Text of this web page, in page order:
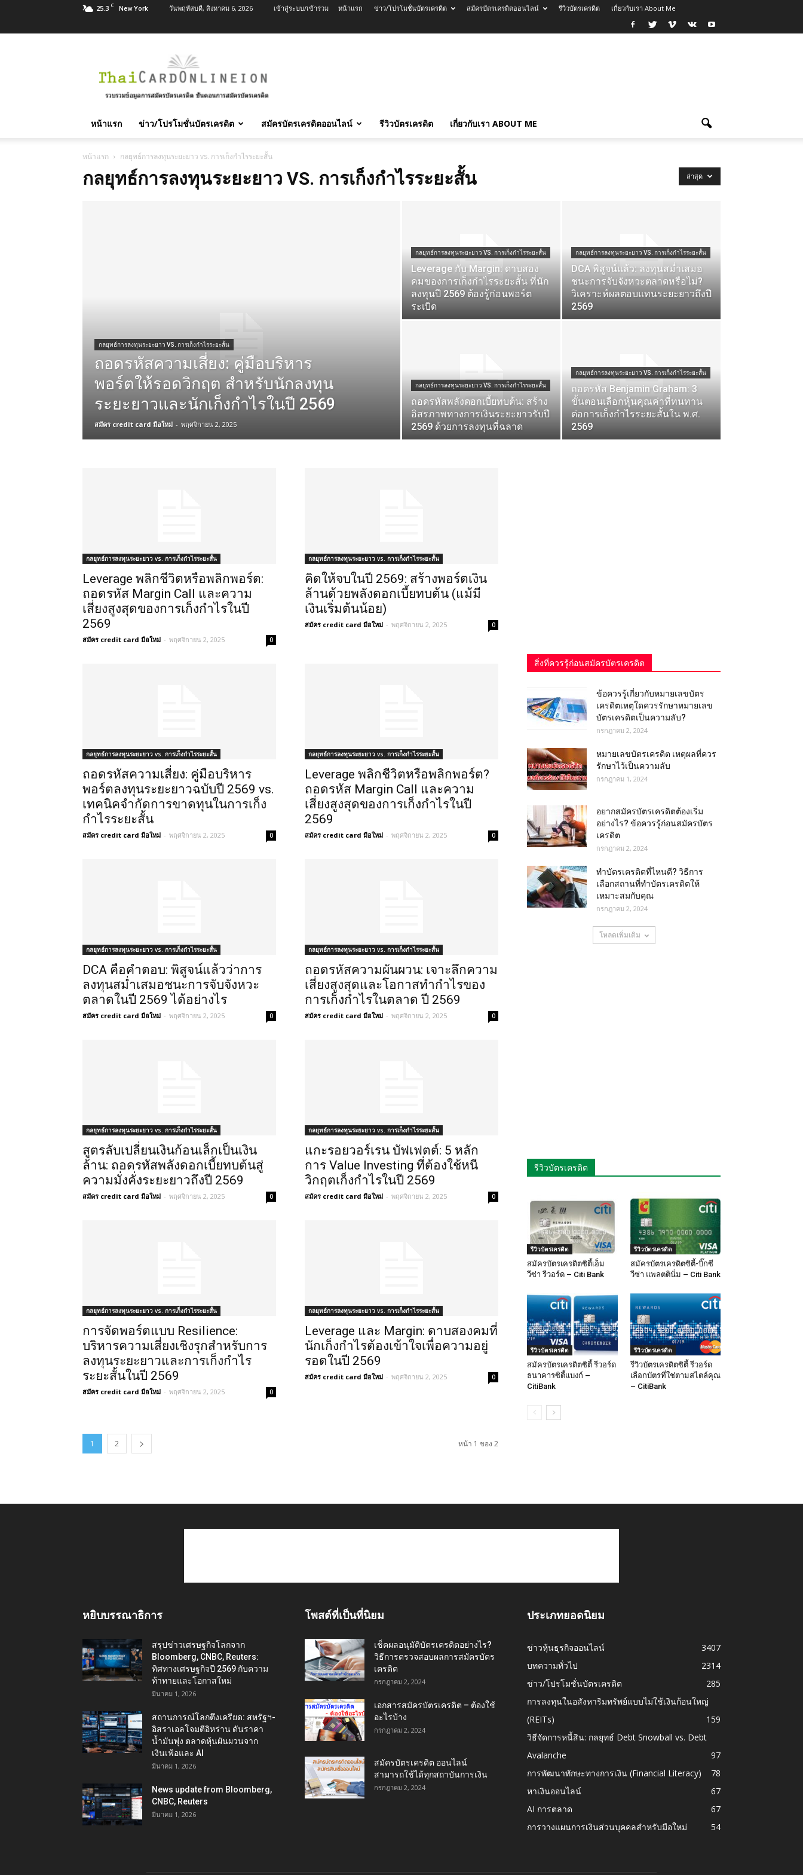
25.3 C New York วันพฤหัสบดี, สิงหาคม 6, 2026 เข้าสู่ระบบ/เข้าร่วม หน้าแรก ข่าว/โปรโมชั่นบัตรเครดิต สมัครบัตรเครดิตออนไลน์ รีวิวบัตรเครดิต เกี่ยวกับเรา About Me
เครดิต
บัตร
เงินสด
เชื่อ
บุคคล
ทุก
ธนาคาร
หน้าแรก ข่าว/โปรโมชั่นบัตรเครดิต สมัครบัตรเครดิตออนไลน์ รีวิวบัตรเครดิต เกี่ยวกับเรา ABOUT ME
หน้าแรก กลยุทธ์การลงทุนระยะยาว vs. การเก็งกำไรระยะสั้น
กลยุทธ์การลงทุนระยะยาว VS. การเก็งกำไรระยะสั้น ล่าสุด
กลยุทธ์การลงทุนระยะยาว VS. การเก็งกำไรระยะสั้น
ถอดรหัสความเสี่ยง: คู่มือบริหาร
พอร์ตให้รอดวิกฤต สำหรับนักลงทุน
ระยะยาวและนักเก็งกำไรในปี 2569
สมัคร credit card มือใหม่ - พฤศจิกายน 2, 2025
กลยุทธ์การลงทุนระยะยาว VS. การเก็งกำไรระยะสั้น
Leverage กับ Margin: ดาบสอง
คมของการเก็งกำไรระยะสั้น ที่นัก
ลงทุนปี 2569 ต้องรู้ก่อนพอร์ต
ระเบิด
กลยุทธ์การลงทุนระยะยาว VS. การเก็งกำไรระยะสั้น
DCA พิสูจน์แล้ว: ลงทุนสม่ำเสมอ
ชนะการจับจังหวะตลาดหรือไม่?
วิเคราะห์ผลตอบแทนระยะยาวถึงปี
2569
กลยุทธ์การลงทุนระยะยาว VS. การเก็งกำไรระยะสั้น
ถอดรหัสพลังดอกเบี้ยทบต้น: สร้าง
อิสรภาพทางการเงินระยะยาวรับปี
2569 ด้วยการลงทุนที่ฉลาด
กลยุทธ์การลงทุนระยะยาว VS. การเก็งกำไรระยะสั้น
ถอดรหัส Benjamin Graham: 3
ขั้นตอนเลือกหุ้นคุณค่าที่ทนทาน
ต่อการเก็งกำไรระยะสั้นใน พ.ศ.
2569
กลยุทธ์การลงทุนระยะยาว vs. การเก็งกำไรระยะสั้น
Leverage พลิกชีวิตหรือพลิกพอร์ต:
ถอดรหัส Margin Call และความ
เสี่ยงสูงสุดของการเก็งกำไรในปี
2569
สมัคร credit card มือใหม่ - พฤศจิกายน 2, 2025 0
กลยุทธ์การลงทุนระยะยาว vs. การเก็งกำไรระยะสั้น
คิดให้จบในปี 2569: สร้างพอร์ตเงิน
ล้านด้วยพลังดอกเบี้ยทบต้น (แม้มี
เงินเริ่มต้นน้อย)
สมัคร credit card มือใหม่ - พฤศจิกายน 2, 2025 0
กลยุทธ์การลงทุนระยะยาว vs. การเก็งกำไรระยะสั้น
ถอดรหัสความเสี่ยง: คู่มือบริหาร
พอร์ตลงทุนระยะยาวฉบับปี 2569 vs.
เทคนิคจำกัดการขาดทุนในการเก็ง
กำไรระยะสั้น
สมัคร credit card มือใหม่ - พฤศจิกายน 2, 2025 0
กลยุทธ์การลงทุนระยะยาว vs. การเก็งกำไรระยะสั้น
Leverage พลิกชีวิตหรือพลิกพอร์ต?
ถอดรหัส Margin Call และความ
เสี่ยงสูงสุดของการเก็งกำไรในปี
2569
สมัคร credit card มือใหม่ - พฤศจิกายน 2, 2025 0
กลยุทธ์การลงทุนระยะยาว vs. การเก็งกำไรระยะสั้น
DCA คือคำตอบ: พิสูจน์แล้วว่าการ
ลงทุนสม่ำเสมอชนะการจับจังหวะ
ตลาดในปี 2569 ได้อย่างไร
สมัคร credit card มือใหม่ - พฤศจิกายน 2, 2025 0
กลยุทธ์การลงทุนระยะยาว vs. การเก็งกำไรระยะสั้น
ถอดรหัสความผันผวน: เจาะลึกความ
เสี่ยงสูงสุดและโอกาสทำกำไรของ
การเก็งกำไรในตลาด ปี 2569
สมัคร credit card มือใหม่ - พฤศจิกายน 2, 2025 0
กลยุทธ์การลงทุนระยะยาว vs. การเก็งกำไรระยะสั้น
สูตรลับเปลี่ยนเงินก้อนเล็กเป็นเงิน
ล้าน: ถอดรหัสพลังดอกเบี้ยทบต้นสู่
ความมั่งคั่งระยะยาวถึงปี 2569
สมัคร credit card มือใหม่ - พฤศจิกายน 2, 2025 0
กลยุทธ์การลงทุนระยะยาว vs. การเก็งกำไรระยะสั้น
แกะรอยวอร์เรน บัฟเฟตต์: 5 หลัก
การ Value Investing ที่ต้องใช้หนี
วิกฤตเก็งกำไรในปี 2569
สมัคร credit card มือใหม่ - พฤศจิกายน 2, 2025 0
กลยุทธ์การลงทุนระยะยาว vs. การเก็งกำไรระยะสั้น
การจัดพอร์ตแบบ Resilience:
บริหารความเสี่ยงเชิงรุกสำหรับการ
ลงทุนระยะยาวและการเก็งกำไร
ระยะสั้นในปี 2569
สมัคร credit card มือใหม่ - พฤศจิกายน 2, 2025 0
กลยุทธ์การลงทุนระยะยาว vs. การเก็งกำไรระยะสั้น
Leverage และ Margin: ดาบสองคมที่
นักเก็งกำไรต้องเข้าใจเพื่อความอยู่
รอดในปี 2569
สมัคร credit card มือใหม่ - พฤศจิกายน 2, 2025 0
1 2 หน้า 1 ของ 2
สิ่งที่ควรรู้ก่อนสมัครบัตรเครดิต
ข้อควรรู้เกี่ยวกับหมายเลขบัตร
เครดิตเหตุใดควรรักษาหมายเลข
บัตรเครดิตเป็นความลับ?
กรกฎาคม 2, 2024
หมายเลขบัตรเครดิต เหตุผลที่ควร
รักษาไว้เป็นความลับ
กรกฎาคม 1, 2024
อยากสมัครบัตรเครดิตต้องเริ่ม
อย่างไร? ข้อควรรู้ก่อนสมัครบัตร
เครดิต
กรกฎาคม 2, 2024
ทําบัตรเครดิตที่ไหนดี? วิธีการ
เลือกสถานที่ทำบัตรเครดิตให้
เหมาะสมกับคุณ
กรกฎาคม 2, 2024
โหลดเพิ่มเติม
รีวิวบัตรเครดิต
รีวิวบัตรเครดิต
สมัครบัตรเครดิตซิตี้เอ็ม
วีซ่า รีวอร์ด – Citi Bank
รีวิวบัตรเครดิต
สมัครบัตรเครดิตซิตี้-บิ๊กซี
วีซ่า แพลตตินั่ม – Citi Bank
รีวิวบัตรเครดิต
สมัครบัตรเครดิตซิตี้ รีวอร์ด
ธนาคารซิตี้แบงก์ –
CitiBank
รีวิวบัตรเครดิต
รีวิวบัตรเครดิตซิตี้ รีวอร์ด
เลือกบัตรที่ใช่ตามสไตล์คุณ
– CitiBank
หยิบบรรณาธิการ
สรุปข่าวเศรษฐกิจโลกจาก
Bloomberg, CNBC, Reuters:
ทิศทางเศรษฐกิจปี 2569 กับความ
ท้าทายและโอกาสใหม่
มีนาคม 1, 2026
สถานการณ์โลกตึงเครียด: สหรัฐฯ-
อิสราเอลโจมตีอิหร่าน ดันราคา
น้ำมันพุ่ง ตลาดหุ้นผันผวนจาก
เงินเฟ้อและ AI
มีนาคม 1, 2026
News update from Bloomberg,
CNBC, Reuters
มีนาคม 1, 2026
โพสต์ที่เป็นที่นิยม
เช็คผลอนุมัติบัตรเครดิตอย่างไร?
วิธีการตรวจสอบผลการสมัครบัตร
เครดิต
กรกฎาคม 2, 2024
เอกสารสมัครบัตรเครดิต – ต้องใช้
อะไรบ้าง
กรกฎาคม 2, 2024
สมัครบัตรเครดิต ออนไลน์
สามารถใช้ได้ทุกสถาบันการเงิน
กรกฎาคม 2, 2024
ประเภทยอดนิยม
ข่าวหุ้นธุรกิจออนไลน์
3407
บทความทั่วไป
2314
ข่าว/โปรโมชั่นบัตรเครดิต
285
การลงทุนในอสังหาริมทรัพย์แบบไม่ใช้เงินก้อนใหญ่
(REITs)
159
วิธีจัดการหนี้สิน: กลยุทธ์ Debt Snowball vs. Debt
Avalanche
97
การพัฒนาทักษะทางการเงิน (Financial Literacy)
78
หาเงินออนไลน์
67
AI การตลาด
67
การวางแผนการเงินส่วนบุคคลสำหรับมือใหม่
54